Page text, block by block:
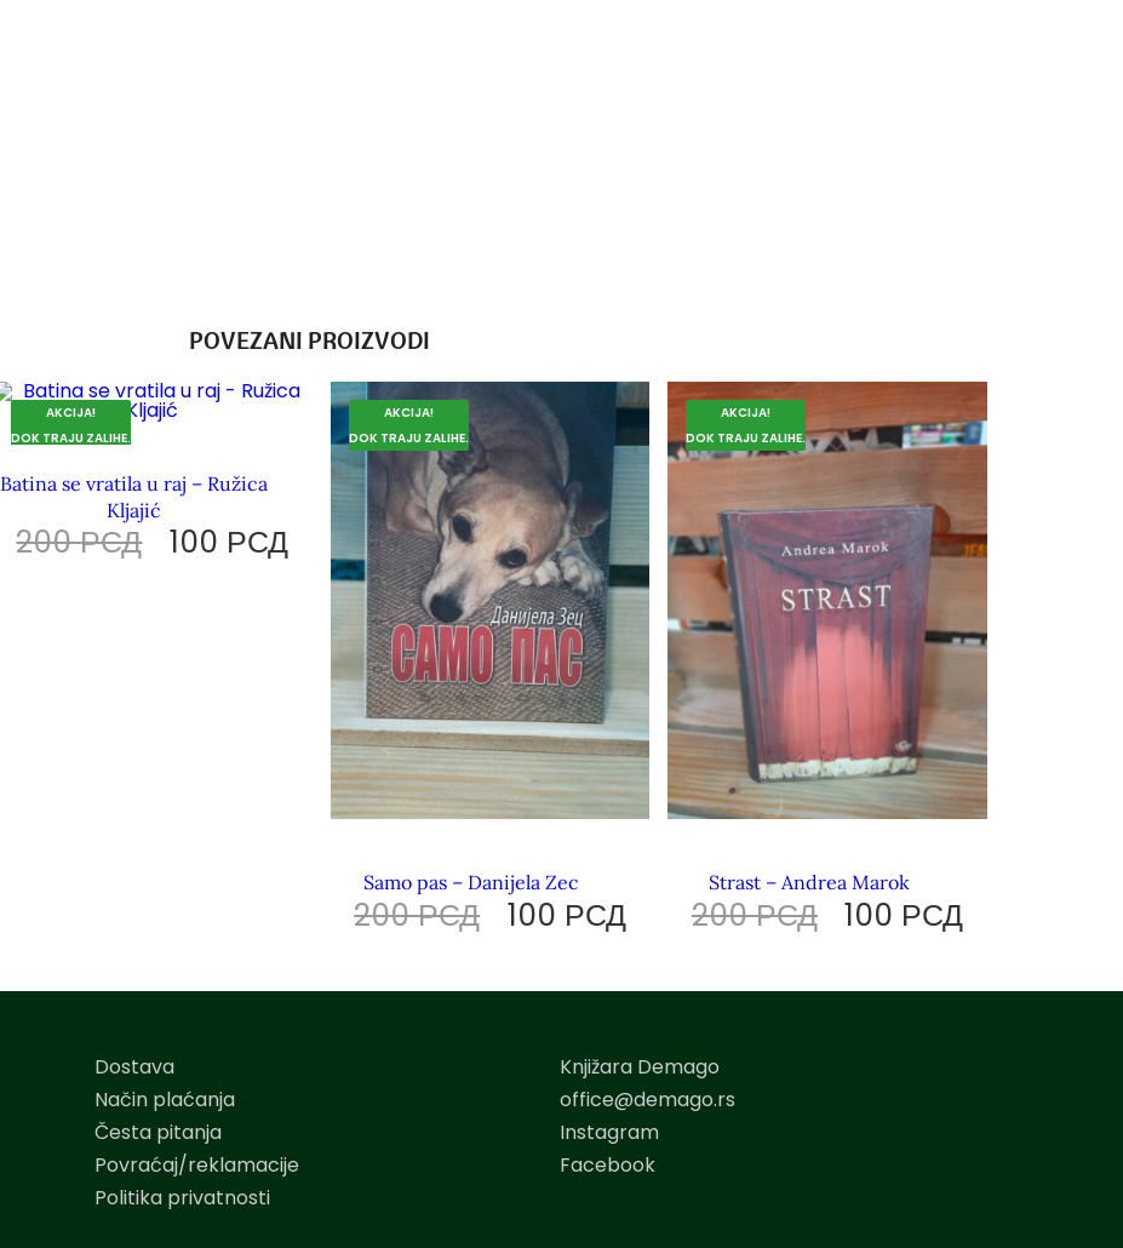
POVEZANI PROIZVODI
AKCIJA!
DOK TRAJU ZALIHE.
Batina se vratila u raj – Ružica
Kljajić
200РСД 100 РСД
AKCIJA!
DOK TRAJU ZALIHE.
Samo pas – Danijela Zec
200РСД 100 РСД
AKCIJA!
DOK TRAJU ZALIHE.
Strast – Andrea Marok
200РСД 100 РСД
Dostava
Način plaćanja
Česta pitanja
Povraćaj/reklamacije
Politika privatnosti
Knjižara Demago
office@demago.rs
Instagram
Facebook